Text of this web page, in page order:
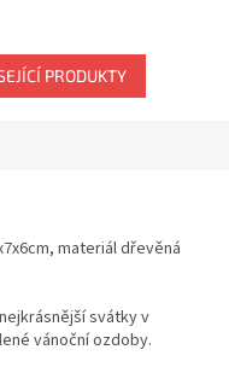
PRODUKTY
materiál dřevěná
svátky v
vánoční ozdoby.